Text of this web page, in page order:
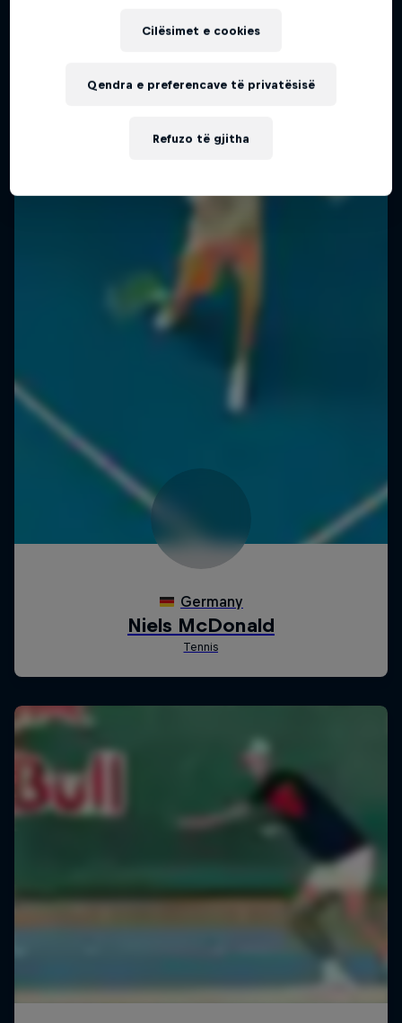
Cilësimet e cookies
Refuzo të gjitha
Qendra e preferencave të privatësisë